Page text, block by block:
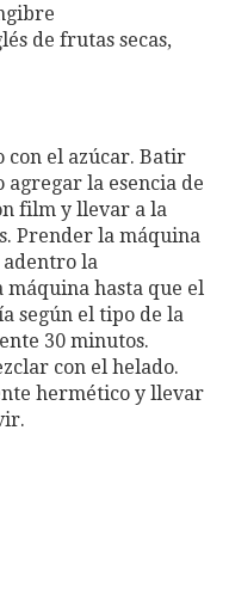
de frutas secas,
con el azúcar. Batir
la esencia de
film y llevar a la
Prender la máquina
adentro la
hasta que el
según el tipo de la
30 minutos.
con el helado.
hermético y llevar